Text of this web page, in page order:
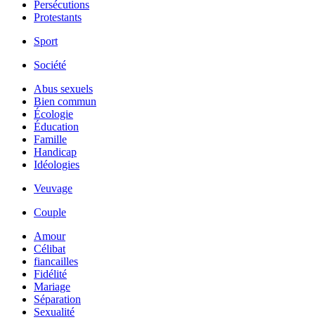
Persécutions
Protestants
Sport
Société
Abus sexuels
Bien commun
Écologie
Éducation
Famille
Handicap
Idéologies
Veuvage
Couple
Amour
Célibat
fiancailles
Fidélité
Mariage
Séparation
Sexualité